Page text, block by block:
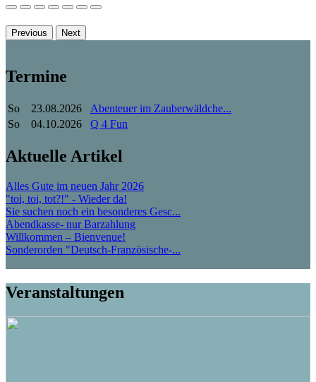
Previous Next
Termine
So 23.08.2026
Abenteuer im Zauberwäldche...
So
04.10.2026 Q 4 Fun
Aktuelle Artikel
Alles Gute im neuen Jahr 2026
"toi, toi, tot?!" - Wieder da!
Sie suchen noch ein besonderes Gesc...
Abendkasse- nur Barzahlung
Willkommen – Bienvenue!
Sonderorden "Deutsch-Französische-...
Veranstaltungen